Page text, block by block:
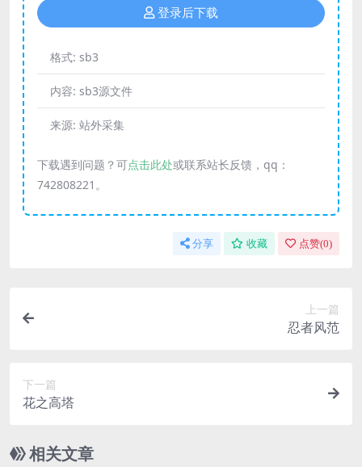
登录后下载
格式: sb3
内容: sb3源文件
来源: 站外采集
下载遇到问题？可点击此处或联系站长反馈，qq：
742808221。
分享 收藏 点赞(0)
上一篇
忍者风范
下一篇
花之高塔
相关文章